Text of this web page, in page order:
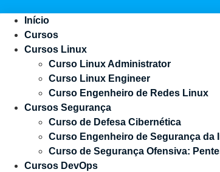
Início
Cursos
Cursos Linux
Curso Linux Administrator
Curso Linux Engineer
Curso Engenheiro de Redes Linux
Cursos Segurança
Curso de Defesa Cibernética
Curso Engenheiro de Segurança da
Curso de Segurança Ofensiva:
Cursos DevOps